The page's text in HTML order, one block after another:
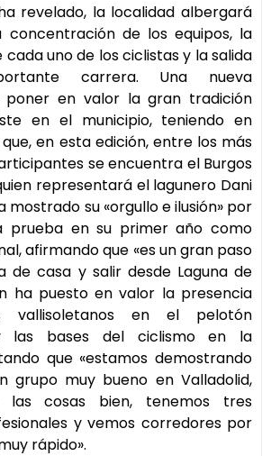
revelado, la localidad albergará
concentración de los equipos, la
uno de los ciclistas y la salida
carrera. Una nueva
poner en valor la gran tradición
en el municipio, teniendo en
en esta edición, entre los más
se encuentra el Burgos
representará el lagunero Dani
mostrado su «orgullo e ilusión» por
prueba en su primer año como
afirmando que «es un gran paso
de casa y salir desde Laguna de
ha puesto en valor la presencia
vallisoletanos en el pelotón
las bases del ciclismo en la
que «estamos demostrando
grupo muy bueno en Valladolid,
las cosas bien, tenemos tres
y vemos corredores por
rápido».